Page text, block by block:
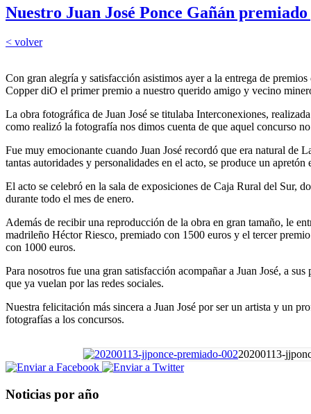
Nuestro Juan José Ponce Gañán
< volver
Con gran alegría y satisfacción asistimos ayer a la entrega de
Copper diO el primer premio a nuestro querido amigo y vecino
La obra fotográfica de Juan José se titulaba Interconexiones,
como realizó la fotografía nos dimos cuenta de que aquel concurso
Fue muy emocionante cuando Juan José recordó que era natural de
tantas autoridades y personalidades en el acto, se produce un apretón
El acto se celebró en la sala de exposiciones de Caja Rural del Sur,
durante todo el mes de enero.
Además de recibir una reproducción de la obra en gran tamaño, le
madrileño Héctor Riesco, premiado con 1500 euros y el tercer
con 1000 euros.
Para nosotros fue una gran satisfacción acompañar a Juan José, a
que ya vuelan por las redes sociales.
Nuestra felicitación más sincera a Juan José por ser un artista y un
fotografías a los concursos.
20200113-
Noticias por año